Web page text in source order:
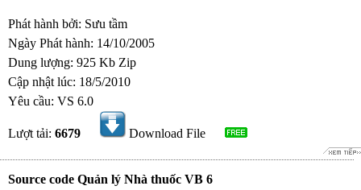
Phát hành bởi: Sưu tầm
Ngày Phát hành: 14/10/2005
Dung lượng: 925 Kb Zip
Cập nhật lúc: 18/5/2010
Yêu cầu: VS 6.0
Lượt tải: 6679 Download File
Source code Quản lý Nhà thuốc VB 6